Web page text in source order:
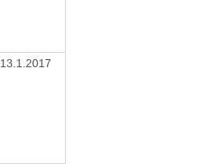
13.1.2017